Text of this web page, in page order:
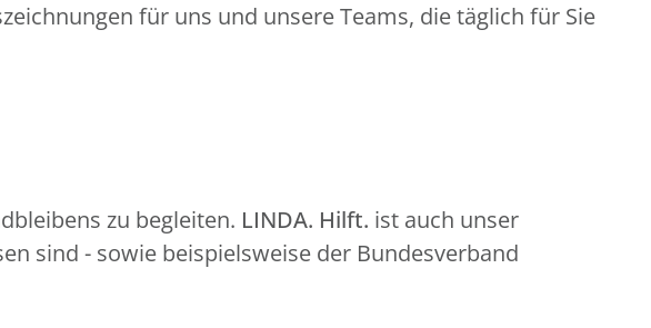
für uns und unsere Teams, die täglich für Sie
zu begleiten. LINDA. Hilft. ist auch unser
sind - sowie beispielsweise der Bundesverband